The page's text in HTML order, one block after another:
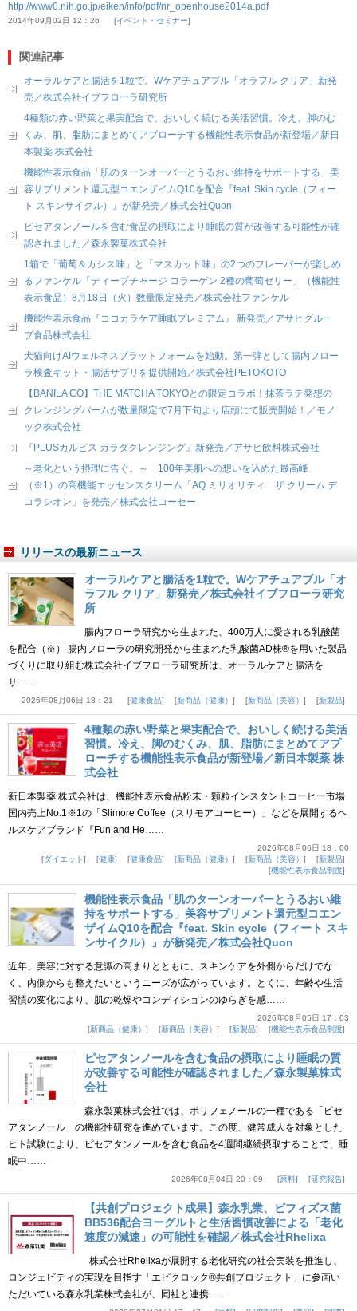
http://www0.nih.go.jp/eiken/info/pdf/nr_openhouse2014a.pdf
2014年09月02日 12：26 イベント・セミナー
関連記事
オーラルケアと腸活を1粒で。Wケアチュアブル「オラフル クリア」新発
売／株式会社イブフローラ研究所
4種類の赤い野菜と果実配合で、おいしく続ける美活習慣。冷え、脚のむ
くみ、肌、脂肪にまとめてアプローチする機能性表示食品が新登場／新日
本製薬 株式会社
機能性表示食品「肌のターンオーバーとうるおい維持をサポートする」美
容サプリメント還元型コエンザイムQ10を配合『feat. Skin cycle（フィー
ト スキンサイクル）』が新発売／株式会社Quon
ピセアタンノールを含む食品の摂取により睡眠の質が改善する可能性が確
認されました／森永製菓株式会社
1箱で「葡萄＆カシス味」と「マスカット味」の2つのフレーバーが楽しめ
るファンケル「ディープチャージ コラーゲン 2種の葡萄ゼリー」（機能性
表示食品）8月18日（火）数量限定発売／株式会社ファンケル
機能性表示食品『ココカラケア睡眠プレミアム』 新発売／アサヒグルー
プ食品株式会社
犬猫向けAIウェルネスプラットフォームを始動。第一弾として腸内フロー
ラ検査キット・腸活サプリを提供開始／株式会社PETOKOTO
【BANILA CO】THE MATCHA TOKYOとの限定コラボ！抹茶ラテ発想の
クレンジングバームが数量限定で7月下旬より店頭にて販売開始！／モノ
ック株式会社
『PLUSカルピス カラダクレンジング』新発売／アサヒ飲料株式会社
～老化という摂理に告ぐ。～ 100年美肌への想いを込めた最高峰
（※1）の高機能エッセンスクリーム「AQ ミリオリティ ザ クリーム デ
コラシオン」を発売／株式会社コーセー
リリースの最新ニュース
オーラルケアと腸活を1粒で。Wケアチュアブル「オ
ラフル クリア」新発売／株式会社イブフローラ研究
所
腸内フローラ研究から生まれた、400万人に愛される乳酸菌
を配合（※） 腸内フローラの研究開発から生まれた乳酸菌AD株®を用いた製品
づくりに取り組む株式会社イブフローラ研究所は、オーラルケアと腸活を
サ……
2026年08月06日 18：21 健康食品 新商品（健康） 新商品（美容） 新製品
4種類の赤い野菜と果実配合で、おいしく続ける美活
習慣。冷え、脚のむくみ、肌、脂肪にまとめてアプ
ローチする機能性表示食品が新登場／新日本製薬 株
式会社
新日本製薬 株式会社は、機能性表示食品粉末・顆粒インスタントコーヒー市場
国内売上No.1※1の「Slimore Coffee（スリモアコーヒー）」などを展開するヘ
ルスケアブランド『Fun and He……
2026年08月06日 18：00
ダイエット
健康 健康食品 新商品（健康） 新商品（美容）
新製品
機能性表示食品制度
機能性表示食品「肌のターンオーバーとうるおい維
持をサポートする」美容サプリメント還元型コエン
ザイムQ10を配合『feat. Skin cycle（フィート スキ
ンサイクル）』が新発売／株式会社Quon
近年、美容に対する意識の高まりとともに、スキンケアを外側からだけでな
く、内側からも整えたいというニーズが広がっています。とくに、年齢や生活
習慣の変化により、肌の乾燥やコンディションのゆらぎを感……
2026年08月05日 17：03
新商品（健康）
新商品（美容） 新製品 機能性表示食品制度
ピセアタンノールを含む食品の摂取により睡眠の質
が改善する可能性が確認されました／森永製菓株式
会社
森永製菓株式会社では、ポリフェノールの一種である「ピセ
アタンノール」の機能性研究を進めています。この度、健常成人を対象とした
ヒト試験により、ピセアタンノールを含む食品を4週間継続摂取することで、睡
眠中……
2026年08月04日 20：09 原料 研究報告
【共創プロジェクト成果】森永乳業、ビフィズス菌
BB536配合ヨーグルトと生活習慣改善による「老化
速度の減速」の可能性を確認／株式会社Rhelixa
株式会社Rhelixaが展開する老化研究の社会実装を推進し、
ロンジェビティの実現を目指す「エピクロック®共創プロジェクト」に参画い
ただいている森永乳業株式会社が、同社と連携……